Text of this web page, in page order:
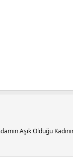
Aşık Olduğu